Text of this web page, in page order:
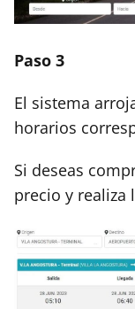
Paso 3
El sistema
horarios
Si deseas
precio y realiza